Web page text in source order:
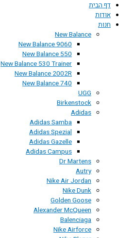
דף הבית
אודות
חנות
New Balance
New Balance 9060
New Balance 550
New Balance 530 Trainer
New Balance 2002R
New Balance 740
UGG
Birkenstock
Adidas
Adidas Samba
Adidas Spezial
Adidas Gazelle
Adidas Campus
Dr Martens
Autry
Nike Air Jordan
Nike Dunk
Golden Goose
Alexander McQueen
Balenciaga
Nike Airforce